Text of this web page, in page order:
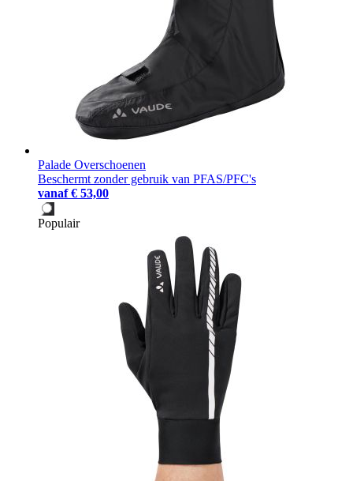
Palade Overschoenen
Beschermt zonder gebruik van PFAS/PFC's
vanaf € 53,00
Populair